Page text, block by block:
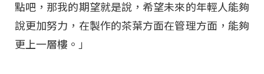
點吧，那我的期望就是說，希望未來的年輕人能夠
說更加努力，在製作的茶葉方面在管理方面，能夠
更上一層樓。」